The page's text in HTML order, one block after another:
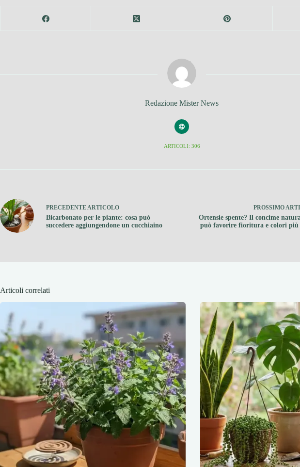
Redazione Mister News
ARTICOLI: 306
PRECEDENTEARTICOLO
Bicarbonato per le piante: cosa può
succedere aggiungendone un cucchiaino
PROSSIMO
Ortensie spente? Il concime
può favorire fioritura e colori più
Articoli correlati